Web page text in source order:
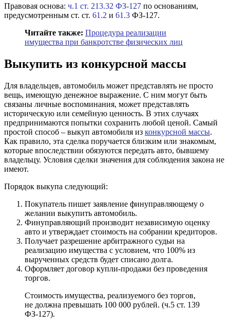
Правовая основа: ч.1 ст. 213.32 ФЗ-127 по основаниям,
предусмотренным ст. ст. 61.2 и 61.3 ФЗ-127.
Читайте также: Процедура реализации
имущества при банкротстве физических лиц
Выкупить из конкурсной массы
Для владельцев, автомобиль может представлять не просто
вещь, имеющую денежное выражение. С ним могут быть
связаны личные воспоминания, может представлять
историческую или семейную ценность. В этих случаях
предпринимаются попытки сохранить любой ценой. Самый
простой способ – выкуп автомобиля из конкурсной массы.
Как правило, эта сделка поручается близким или знакомым,
которые впоследствии обязуются передать авто, бывшему
владельцу. Условия сделки значения для соблюдения закона не
имеют.
Порядок выкупа следующий:
Покупатель пишет заявление финуправляющему о
желании выкупить автомобиль.
Финуправляющий производит независимую оценку
авто и утверждает стоимость на собрании кредиторов.
Получает разрешение арбитражного судьи на
реализацию имущества с условием, что 100% из
вырученных средств будет списано долга.
Оформляет договор купли-продажи без проведения
торгов.
Стоимость имущества, реализуемого без торгов,
не должна превышать 100 000 рублей. (ч.5 ст. 139
ФЗ-127).